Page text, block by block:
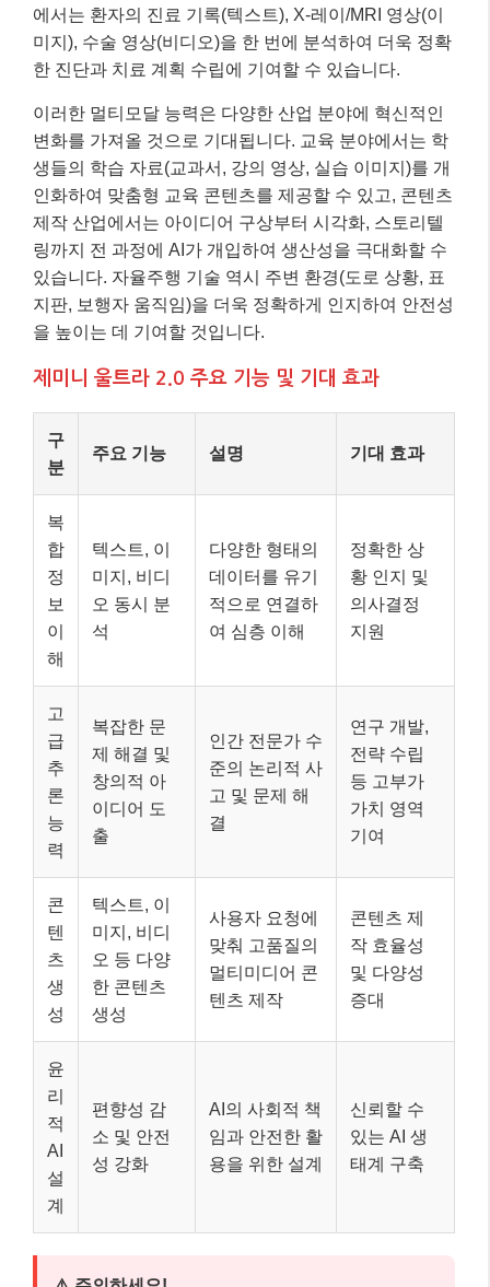
에서는 환자의 진료 기록(텍스트), X-레이/MRI 영상(이
미지), 수술 영상(비디오)을 한 번에 분석하여 더욱 정확
한 진단과 치료 계획 수립에 기여할 수 있습니다.
이러한 멀티모달 능력은 다양한 산업 분야에 혁신적인
변화를 가져올 것으로 기대됩니다. 교육 분야에서는 학
생들의 학습 자료(교과서, 강의 영상, 실습 이미지)를 개
인화하여 맞춤형 교육 콘텐츠를 제공할 수 있고, 콘텐츠
제작 산업에서는 아이디어 구상부터 시각화, 스토리텔
링까지 전 과정에 AI가 개입하여 생산성을 극대화할 수
있습니다. 자율주행 기술 역시 주변 환경(도로 상황, 표
지판, 보행자 움직임)을 더욱 정확하게 인지하여 안전성
을 높이는 데 기여할 것입니다.
제미니 울트라 2.0 주요 기능 및 기대 효과
구
분
주요 기능 설명 기대 효과
복
합
정
보
이
해
텍스트, 이
미지, 비디
오 동시 분
석
다양한 형태의
데이터를 유기
적으로 연결하
여 심층 이해
정확한 상
황 인지 및
의사결정
지원
고
급
추
론
능
력
복잡한 문
제 해결 및
창의적 아
이디어 도
출
인간 전문가 수
준의 논리적 사
고 및 문제 해
결
연구 개발,
전략 수립
등 고부가
가치 영역
기여
콘
텐
츠
생
성
텍스트, 이
미지, 비디
오 등 다양
한 콘텐츠
생성
사용자 요청에
맞춰 고품질의
멀티미디어 콘
텐츠 제작
콘텐츠 제
작 효율성
및 다양성
증대
윤
리
적
AI
설
계
편향성 감
소 및 안전
성 강화
AI의 사회적 책
임과 안전한 활
용을 위한 설계
신뢰할 수
있는 AI 생
태계 구축